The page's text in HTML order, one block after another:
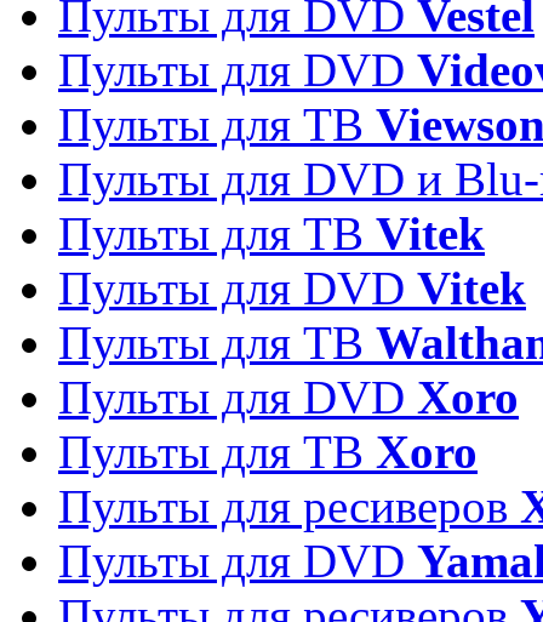
Пульты для DVD Vestel
Пульты для DVD
Пульты для ТВ
Пульты для DVD и
Пульты для ТВ Vitek
Пульты для DVD Vitek
Пульты для ТВ
Пульты для DVD Xoro
Пульты для ТВ Xoro
Пульты для ресиверов
Пульты для DVD